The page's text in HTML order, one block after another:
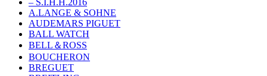
– S.I.H.H.2016
A.LANGE & SOHNE
AUDEMARS PIGUET
BALL WATCH
BELL＆ROSS
BOUCHERON
BREGUET